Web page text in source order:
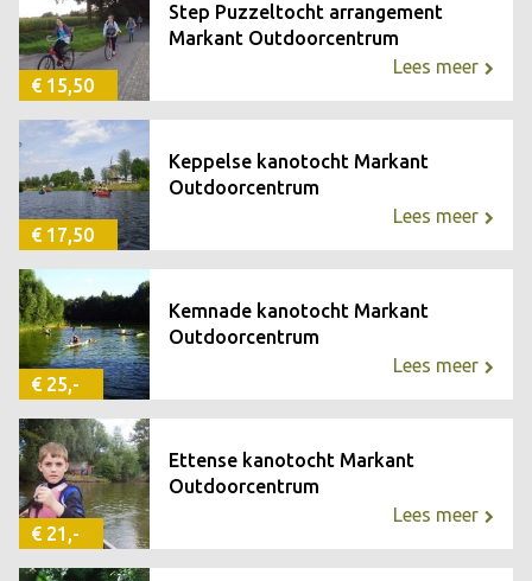
€ 15,50
Step Puzzeltocht arrangement
Markant Outdoorcentrum
Lees meer
€ 17,50
Keppelse kanotocht Markant
Outdoorcentrum
Lees meer
€ 25,-
Kemnade kanotocht Markant
Outdoorcentrum
Lees meer
€ 21,-
Ettense kanotocht Markant
Outdoorcentrum
Lees meer